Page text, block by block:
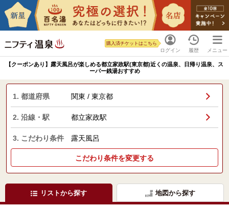
ログイン
購入済チケットはこちら
履歴 メニュー
【クーポンあり】露天風呂が楽しめる都立家政駅(東京都)近くの温泉、日帰り温泉、ス
ーパー銭湯おすすめ
1. 都道府県 関東 / 東京都
2. 沿線・駅 都立家政駅
3. こだわり条件 露天風呂
こだわり条件を変更する
リストから探す 地図から探す